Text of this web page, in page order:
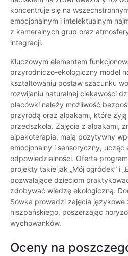
koncentruje się na
emocjonalnym i intelektualnym
z kameralnych grup oraz
integracji.
Kluczowym elementem
przyrodniczo-ekologiczny model
kształtowaniu postaw szacunku
rozwijaniu naturalnej ciekawości
placówki należy możliwość
przyrodą oraz alpakami, które
przedszkola. Zajęcia z alpakami,
alpakoterapia, mają pozytywny
emocjonalny i sensoryczny, ucząc
odpowiedzialności. Oferta
projekty takie jak „Mój ogródek” i
pozwalające dzieciom
zdobywać wiedzę ekologiczną.
Sówka prowadzi zajęcia językowe
hiszpańskiego, poszerzając
wychowanków.
Oceny na